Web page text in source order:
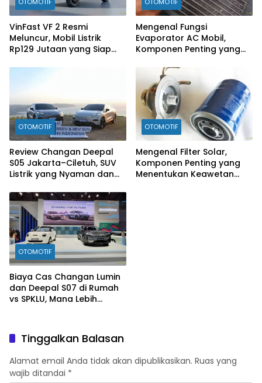
VinFast VF 2 Resmi
Meluncur, Mobil Listrik
Rp129 Jutaan yang Siap
Motor
Mengenal Fungsi
Evaporator AC Mobil,
Komponen Penting yang
OTOMOTIF
Review Changan Deepal
S05 Jakarta–Ciletuh, SUV
Listrik yang Nyaman dan
OTOMOTIF
Mengenal Filter Solar,
Komponen Penting yang
Menentukan Keawetan
OTOMOTIF
Biaya Cas Changan Lumin
dan Deepal S07 di Rumah
vs SPKLU, Mana Lebih
Tinggalkan Balasan
Alamat email Anda tidak akan dipublikasikan. Ruas yang
wajib ditandai *